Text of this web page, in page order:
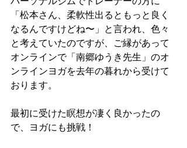
「松本さん、柔軟性出るともっと良く
なるんですけどね〜」と言われ、色々
と考えていたのですが、ご縁があって
オンラインで「南郷ゆうき先生」のオ
ンラインヨガを去年の暮れから受けて
おります。
最初に受けた瞑想が凄く良かったの
で、ヨガにも挑戦！